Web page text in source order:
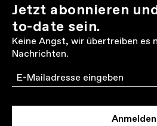
Jetzt abonnieren
to-date sein.
Keine Angst, wir übertreiben es
Nachrichten.
Email
Anmelden